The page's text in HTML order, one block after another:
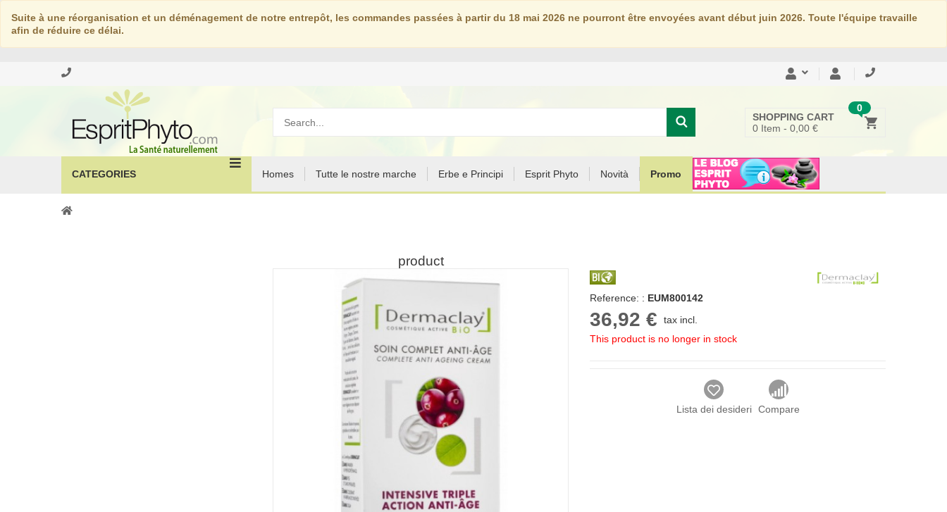
Suite à une réorganisation et un déménagement de notre entrepôt, les commandes passées à partir du 18 mai 2026 ne pourront être envoyées avant début juin 2026. Toute l'équipe travaille
afin de réduire ce délai.
0
SHOPPING CART
0 Item - 0,00 €
CATEGORIES Homes Tutte le nostre marche Erbe e Principi Esprit Phyto Novità Promo
product
Reference: : EUM800142
36,92 €
tax incl.
This product is no longer in stock
Lista dei desideri Compare